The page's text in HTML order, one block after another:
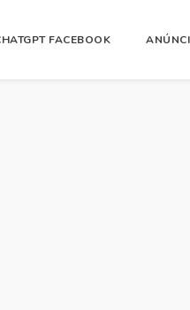
FACEBOOK